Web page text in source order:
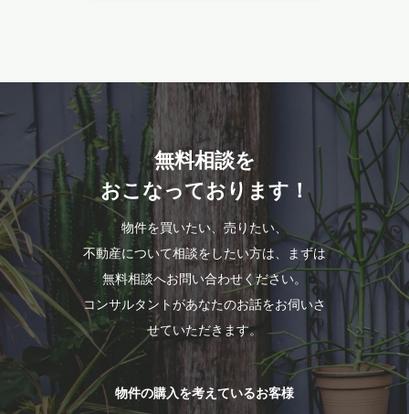
無料相談を
おこなっております！
物件を買いたい、売りたい、
不動産について相談をしたい方は、まずは
無料相談へお問い合わせください。
コンサルタントがあなたのお話をお伺いさ
せていただきます。
物件の購入を考えているお客様